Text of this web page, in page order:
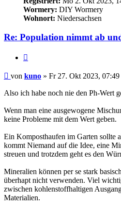
Wormery: DIY Wormery
Wohnort: Niedersachsen
Re: Population nimmt ab
Beitrag
von kuno » Fr 27. Okt 2023, 07:49
Also ich habe noch nie den Ph-Wert
Wenn man eine ausgewogene
keine Probleme mit dem Wert geben.
Ein Komposthaufen im Garten sollte
kommt Niemand auf die Idee, eine
streuen und trotzdem geht es den
Mineralien können per se stark
überhapt nicht verwenden. Viel
zwischen kohlenstoffhaltigen
Materialien.